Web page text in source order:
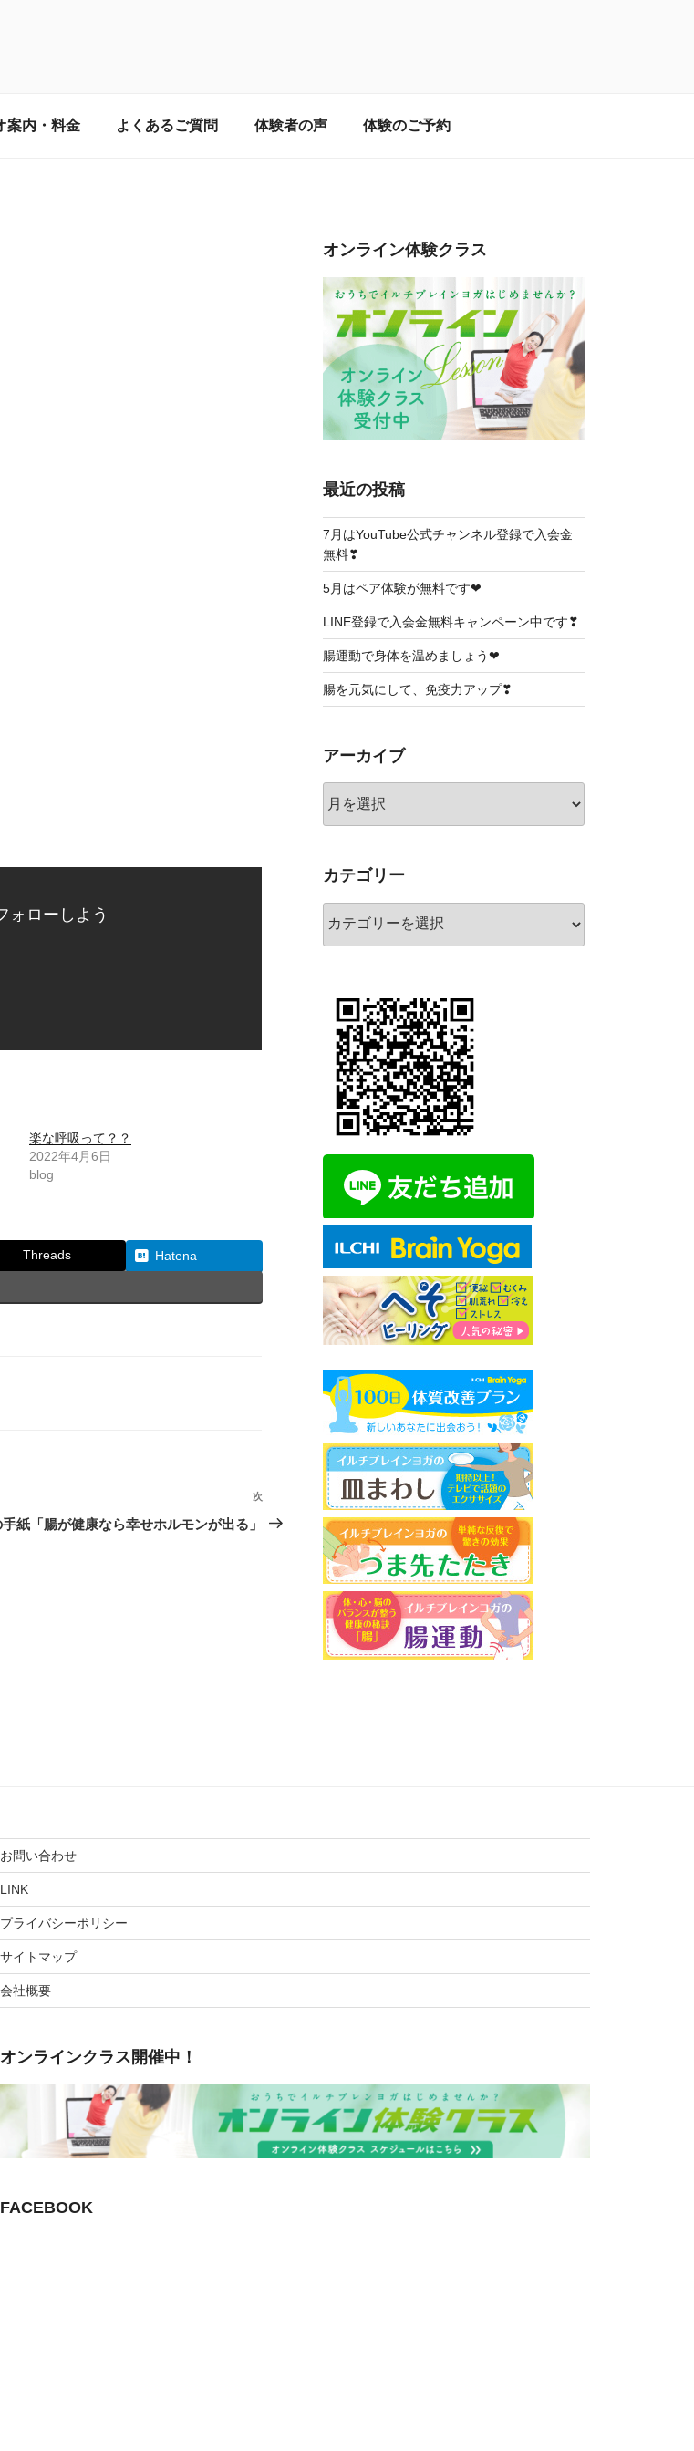
ヨガ梅田スタジオは東梅田駅から徒歩
、自然治癒力を回復し健康的な生活を取り戻しましょう！
案内・料金 よくあるご質問 体験者の声 体験のご予約
ォローしよう
楽な呼吸って？？
2022年4月6日
blog
Threads Hatena
次
の
次
紙「腸が健康なら幸せホルモンが出る」
オンライン体験クラス
最近の投稿
7月はYouTube公式チャンネル登録で入会金
無料❣
5月はペア体験が無料です❤
LINE登録で入会金無料キャンペーン中です❣
腸運動で身体を温めましょう❤
腸を元気にして、免疫力アップ❣
アーカイブ
ー
ブ
カテゴリー
テ
お問い合わせ
LINK
プライバシーポリシー
サイトマップ
会社概要
オンラインクラス開催中！
FACEBOOK